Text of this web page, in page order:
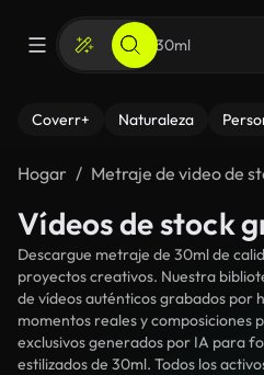
Coverr+ Naturaleza
Hogar Metraje de video de
Vídeos de stock
Descargue metraje de 30ml de
proyectos creativos. Nuestra
de vídeos auténticos grabados por
momentos reales y composiciones
exclusivos generados por IA para
estilizados de 30ml. Todos los